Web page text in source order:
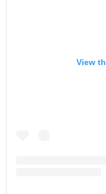
View